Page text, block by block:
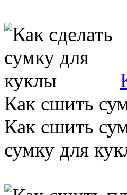
Как сшить
Как сшить
сумку для